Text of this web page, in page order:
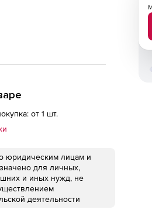
от 1 шт.
юридическим лицам и
для личных,
и иных нужд, не
деятельности